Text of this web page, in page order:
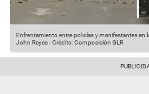
Enfrentamiento entre policías y manifestantes en
John Reyes-Crédito: Composición GLR